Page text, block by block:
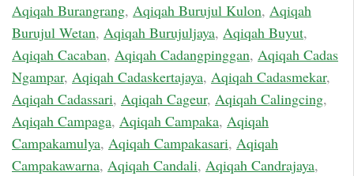
Aqiqah Burangrang, Aqiqah Burujul Kulon, Aqiqah
Burujul Wetan, Aqiqah Burujuljaya, Aqiqah Buyut,
Aqiqah Cacaban, Aqiqah Cadangpinggan, Aqiqah Cadas
Ngampar, Aqiqah Cadaskertajaya, Aqiqah Cadasmekar,
Aqiqah Cadassari, Aqiqah Cageur, Aqiqah Calingcing,
Aqiqah Campaga, Aqiqah Campaka, Aqiqah
Campakamulya, Aqiqah Campakasari, Aqiqah
Campakawarna, Aqiqah Candali, Aqiqah Candrajaya,